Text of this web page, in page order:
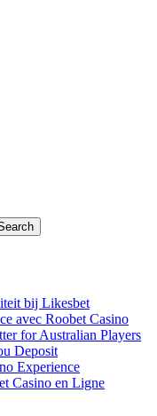
bij Likesbet
avec Roobet Casino
for Australian Players
Deposit
Experience
Casino en Ligne